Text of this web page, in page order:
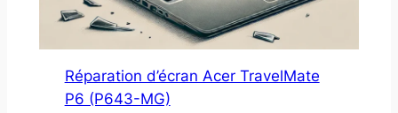
Réparation d’écran Acer TravelMate
P6 (P643-MG)